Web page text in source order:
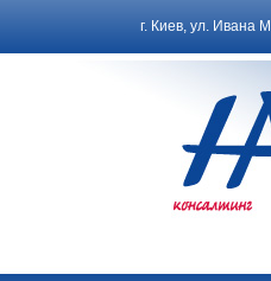
г. Киев, ул. Ивана